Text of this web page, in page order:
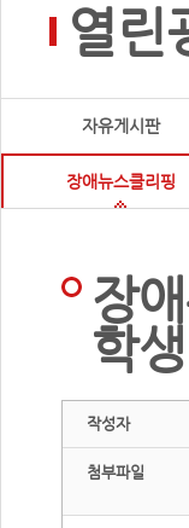
열린
자유게시판
장애뉴스클리핑
장
학
작성자
첨부파일